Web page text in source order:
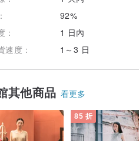
92%
：
1 日內
速度：
1～3 日
其他商品 看更多
85 折